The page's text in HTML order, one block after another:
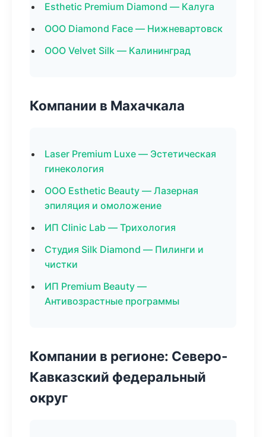
Esthetic Premium Diamond — Калуга
ООО Diamond Face — Нижневартовск
ООО Velvet Silk — Калининград
Компании в Махачкала
Laser Premium Luxe — Эстетическая
гинекология
ООО Esthetic Beauty — Лазерная
эпиляция и омоложение
ИП Clinic Lab — Трихология
Студия Silk Diamond — Пилинги и
чистки
ИП Premium Beauty —
Антивозрастные программы
Компании в регионе: Северо-
Кавказский федеральный
округ